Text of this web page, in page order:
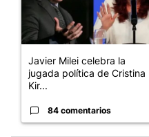
Javier Milei celebra la
jugada política de Cristina
Kir...
84 comentarios